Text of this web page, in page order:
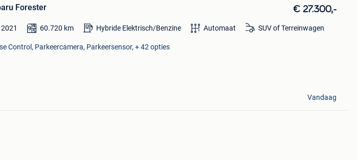
Forester € 27.300,-
2021 60.720 km Hybride Elektrisch/Benzine Automaat SUV of Terreinwagen
Control, Parkeercamera, Parkeersensor, + 42 opties
Vandaag